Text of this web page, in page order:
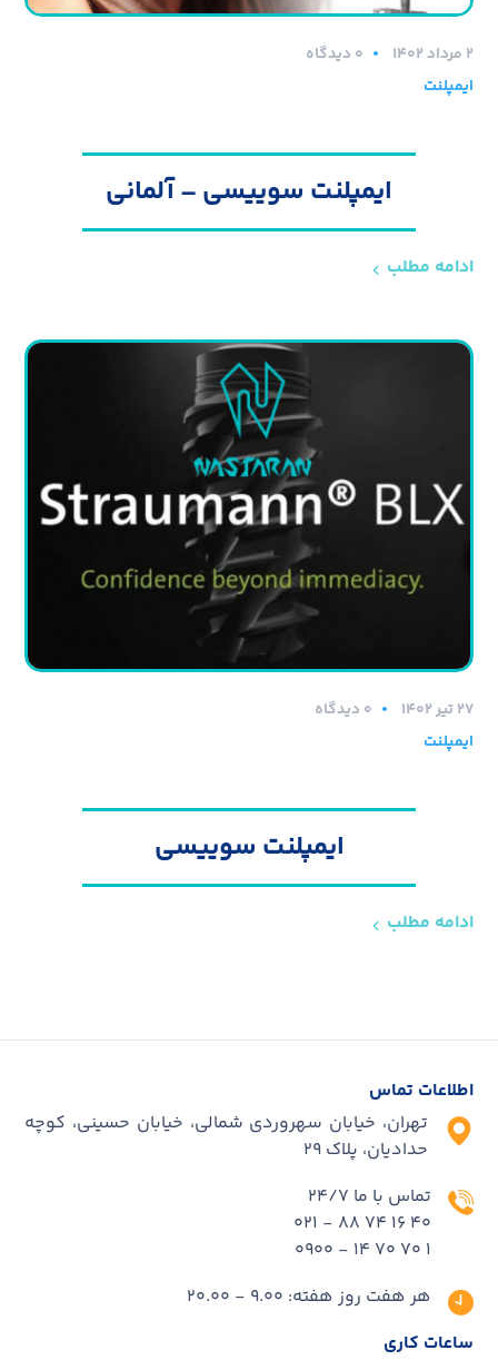
۲ مرداد ۱۴۰۲
0 دیدگاه
ایمپلنت
ایمپلنت سوییسی – آلمانی
ادامه مطلب
۲۷ تیر ۱۴۰۲
0 دیدگاه
ایمپلنت
ایمپلنت سوییسی
ادامه مطلب
اطلاعات تماس
تهران، خیابان سهروردی شمالی، خیابان حسینی، کوچه
حدادیان، پلاک ۲۹
تماس با ما 24/7
40 16 74 88 - 021
1 70 70 14 - 0900
هر هفت روز هفته: 9.00 - 20.00
ساعات کاری